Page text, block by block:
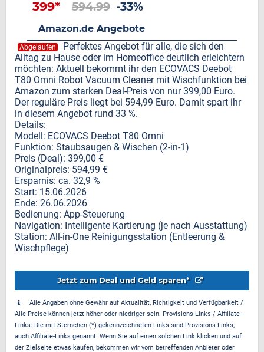
399* 594.99 -33%
Amazon.de Angebote
Abgelaufen
Perfektes Angebot für alle, die sich den
Alltag zu Hause oder im Homeoffice deutlich erleichtern
möchten: Aktuell bekommt ihr den ECOVACS Deebot
T80 Omni Robot Vacuum Cleaner mit Wischfunktion bei
Amazon zum starken Deal-Preis von nur 399,00 Euro.
Der reguläre Preis liegt bei 594,99 Euro. Damit spart ihr
in diesem Angebot rund 33 %.
Details:
Modell: ECOVACS Deebot T80 Omni
Funktion: Staubsaugen & Wischen (2-in-1)
Preis (Deal): 399,00 €
Originalpreis: 594,99 €
Ersparnis: ca. 32,9 %
Start: 15.06.2026
Ende: 26.06.2026
Bedienung: App-Steuerung
Navigation: Intelligente Kartierung (je nach Ausstattung)
Station: All-in-One Reinigungsstation (Entleerung &
Wischpflege)
Jetzt zum Deal und Geld sparen*
Alle Angaben ohne Gewähr auf Aktualität, Richtigkeit und Verfügbarkeit /
Alle Preise können jetzt höher oder niedriger sein. Provisions-Links / Affiliate-
Links: Die mit Sternchen (*) gekennzeichneten Links sind Provisions-Links,
auch Affiliate-Links genannt. Wenn Sie auf einen solchen Link klicken und auf
der Zielseite etwas kaufen, bekommen wir vom betreffenden Anbieter oder